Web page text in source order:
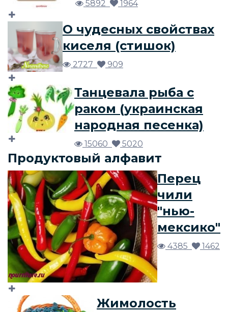
5892 1964
О чудесных свойствах
киселя (стишок)
2727 909
Танцевала рыба с
раком (украинская
народная песенка)
15060 5020
Продуктовый алфавит
Перец
чили
"нью-
мексико"
4385 1462
Жимолость